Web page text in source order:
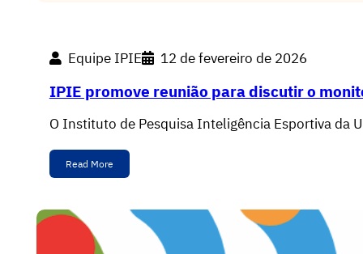
Equipe IPIE 12 de fevereiro de 2026
­­IPIE promove reunião para discutir o
O Instituto de Pesquisa Inteligência Esportiva da
Read More